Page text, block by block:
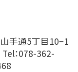
手通5丁目10−1
：078-362-